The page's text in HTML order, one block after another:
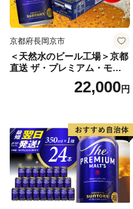
京都府長岡京市
＜天然水のビール工場＞京都
直送 ザ・プレミアム・モル
ツ 350ml×24本 プレモル [149
22,000円